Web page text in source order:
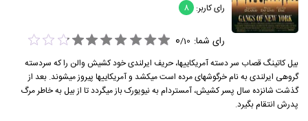
رای کاربر: 8
رای شما: 0/10
بیل کاتینگ قصاب سر دسته آمریکاییها، حریف ایرلندی خود کشیش والن را که سردسته
گروهی ایرلندی به نام خرگوشهای مرده است میکشد و آمریکاییها پیروز میشوند. بعد از
گذشت شانزده سال پسر کشیش، آمستردام به نیویورک باز میگردد تا از بیل به خاطر مرگ
پدرش انتقام بگیرد.